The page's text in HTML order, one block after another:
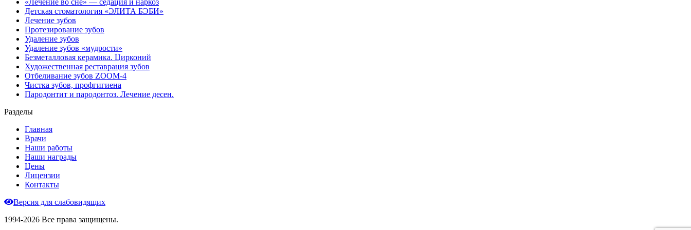
Детская стоматология «ЭЛИТА БЭБИ»
Лечение зубов
Протезирование зубов
Удаление зубов
Удаление зубов «мудрости»
Безметалловая керамика. Цирконий
Художественная реставрация зубов
Отбеливание зубов ZOOM-4
Чистка зубов, профгигиена
Пародонтит и пародонтоз. Лечение десен.
Разделы
Главная
Врачи
Наши работы
Наши награды
Цены
Лицензии
Контакты
Версия для слабовидящих
1994-2026 Все права защищены.